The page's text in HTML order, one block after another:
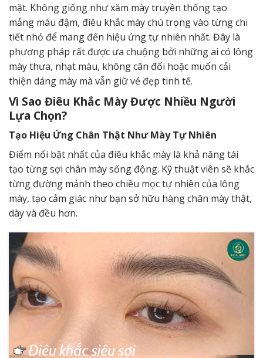
mặt. Không giống như xăm mày truyền thống tạo
mảng màu đậm, điêu khắc mày chú trọng vào từng chi
tiết nhỏ để mang đến hiệu ứng tự nhiên nhất. Đây là
phương pháp rất được ưa chuộng bởi những ai có lông
mày thưa, nhạt màu, không cân đối hoặc muốn cải
thiện dáng mày mà vẫn giữ vẻ đẹp tinh tế.
Vì Sao Điêu Khắc Mày Được Nhiều Người
Lựa Chọn?
Tạo Hiệu Ứng Chân Thật Như Mày Tự Nhiên
Điểm nổi bật nhất của điêu khắc mày là khả năng tái
tạo từng sợi chân mày sống động. Kỹ thuật viên sẽ khắc
từng đường mảnh theo chiều mọc tự nhiên của lông
mày, tạo cảm giác như bạn sở hữu hàng chân mày thật,
dày và đều hơn.